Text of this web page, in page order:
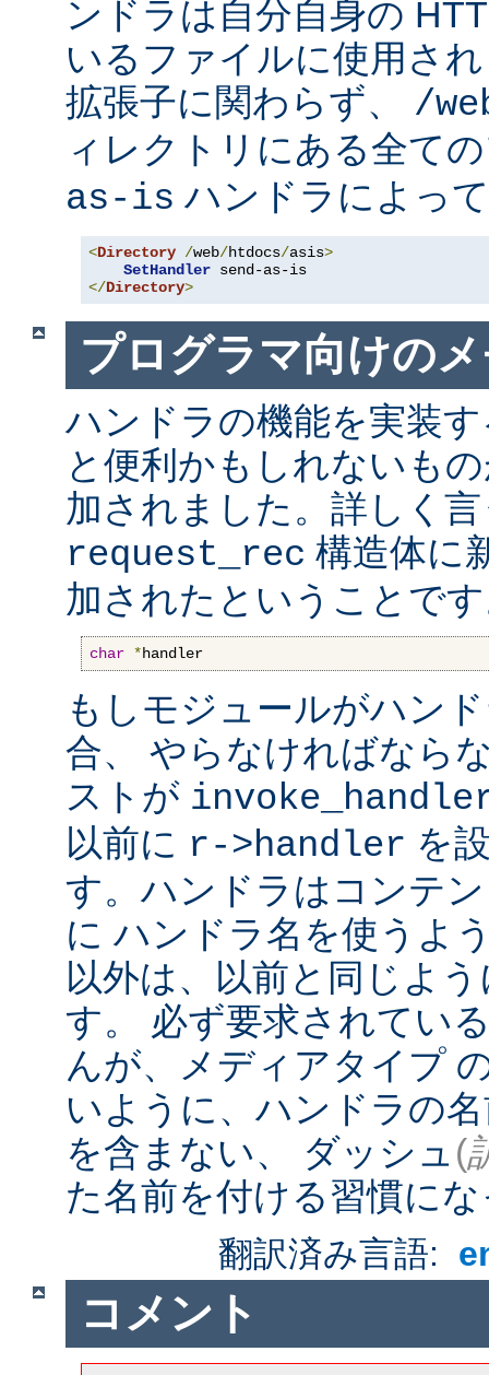
ンドラは自分自身の
いるファイルに使用さ
拡張子に関わらず、 /
ィレクトリにある全て
as-is ハンドラによっ
<Directory /web/htdocs/asis>
SetHandler
</Directory>
プログラマ向けの
ハンドラの機能を実装
と便利かもしれないも
加されました。詳しく
request_rec 構造体に
加されたということで
char *handler
もしモジュールがハン
合、 やらなければなら
ストが
以前に r->handler を
す。ハンドラはコンテ
に ハンドラ名を使うよ
以外は、以前と同じよ
す。 必ず要求されてい
んが、メディアタイプ
いように、ハンドラの
を含まない、 ダッシュ (
た名前を付ける習慣に
翻訳済み言語:
コメント